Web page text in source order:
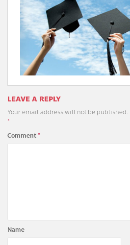
LEAVE A REPLY
Your email address will not be published.
*
Comment*
Name